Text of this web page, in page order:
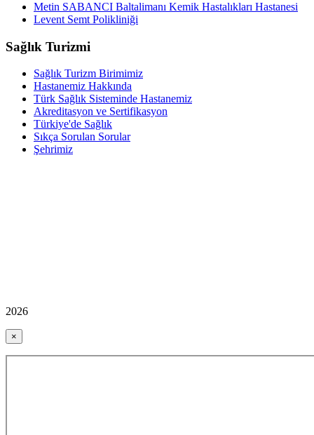
Metin SABANCI Baltalimanı Kemik Hastalıkları Hastanesi
Levent Semt Polikliniği
Sağlık Turizmi
Sağlık Turizm Birimimiz
Hastanemiz Hakkında
Türk Sağlık Sisteminde Hastanemiz
Akreditasyon ve Sertifikasyon
Türkiye'de Sağlık
Sıkça Sorulan Sorular
Şehrimiz
2026
×